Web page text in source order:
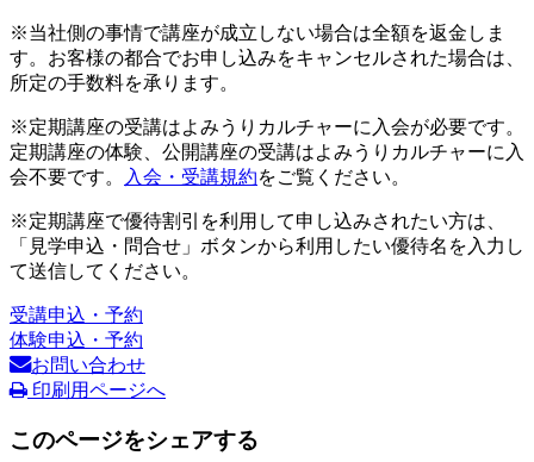
※当社側の事情で講座が成立しない場合は全額を返金しま
す。お客様の都合でお申し込みをキャンセルされた場合は、
所定の手数料を承ります。
※定期講座の受講はよみうりカルチャーに入会が必要です。
定期講座の体験、公開講座の受講はよみうりカルチャーに入
会不要です。
入会・受講規約をご覧ください。
※定期講座で優待割引を利用して申し込みされたい方は、
「見学申込・問合せ」ボタンから利用したい優待名を入力し
て送信してください。
受講申込・予約
体験申込・予約
お問い合わせ
印刷用ページへ
このページをシェアする